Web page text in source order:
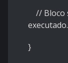
// Bloco
executado.
}